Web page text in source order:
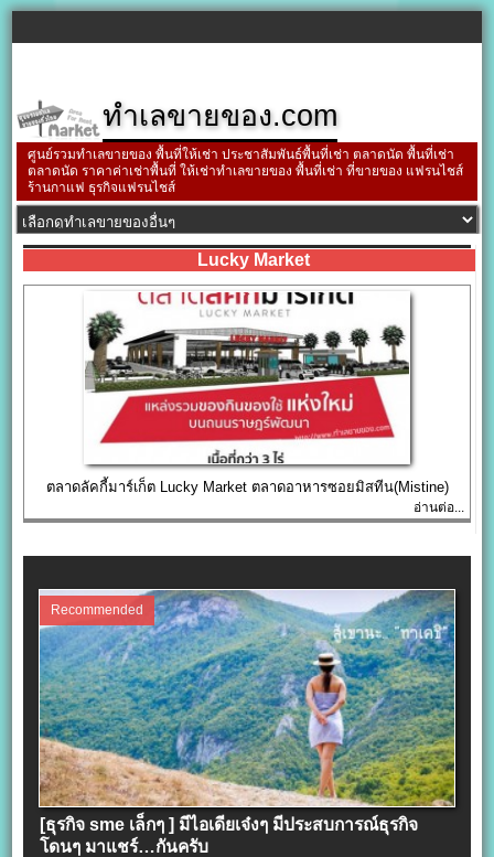
ทำเลขายของ.com
ศูนย์รวมทำเลขายของ พื้นที่ให้เช่า ประชาสัมพันธ์พื้นที่เช่า ตลาดนัด พื้นที่เช่า
ตลาดนัด ราคาค่าเช่าพื้นที่ ให้เช่าทำเลขายของ พื้นที่เช่า ที่ขายของ แฟรนไชส์
ร้านกาแฟ ธุรกิจแฟรนไชส์
Lucky Market
ตลาดลัคกี้มาร์เก็ต Lucky Market ตลาดอาหารซอยมิสทีน(Mistine)
อ่านต่อ...
Recommended
[ธุรกิจ sme เล็กๆ ] มีไอเดียเจ๋งๆ มีประสบการณ์ธุรกิจ
โดนๆ มาแชร์…กันครับ